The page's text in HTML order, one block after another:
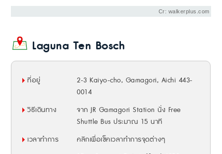
Cr: walkerplus.com
Laguna Ten Bosch
ที่อยู่
2-3 Kaiyo-cho, Gamagori, Aichi 443-
0014
วิธีเดินทาง
จาก JR Gamagori Station นั่ง Free
Shuttle Bus ประมาณ 15 นาที
เวลาทำการ
คลิกเพื่อเช็คเวลาทำการจุดต่างๆ